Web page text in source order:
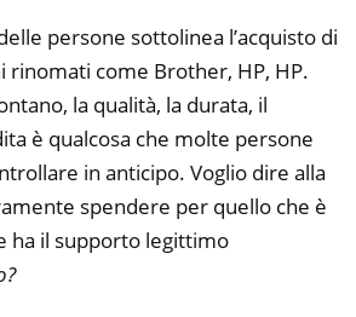
persone sottolinea l’acquisto di
rinomati come Brother, HP, HP.
la qualità, la durata, il
è qualcosa che molte persone
in anticipo. Voglio dire alla
spendere per quello che è
ha il supporto legittimo